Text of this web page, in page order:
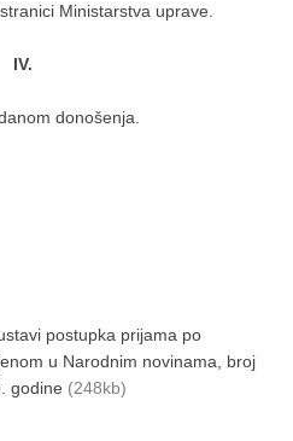
Ministarstva uprave.
IV.
donošenja.
postupka prijama po
u Narodnim novinama, broj
godine (248kb)